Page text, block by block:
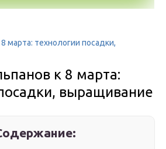
марта: технологии посадки,
к 8 марта:
выращивание